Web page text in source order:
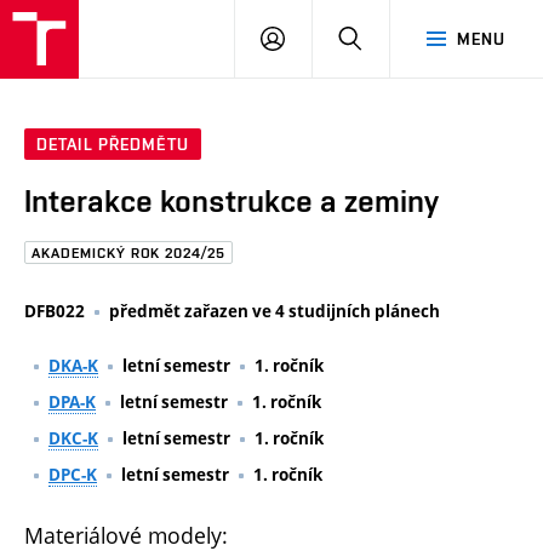
Brno
MENU
PŘIHLÁSIT
DETAIL PŘEDMĚTU
Interakce konstrukce a zeminy
AKADEMICKÝ ROK 2024/25
DFB022 předmět zařazen ve 4 studijních plánech
DKA-K letní semestr
1. ročník
DPA-K
letní semestr
1. ročník
DKC-K
letní semestr
1. ročník
DPC-K
letní semestr 1. ročník
Materiálové modely: